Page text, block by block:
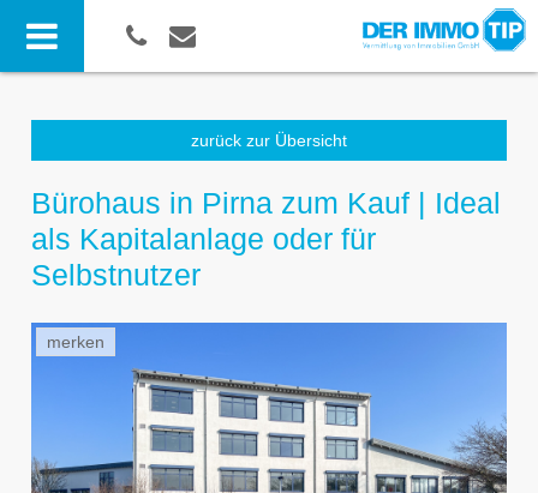
zurück zur Übersicht
Bürohaus in Pirna zum Kauf | Ideal
als Kapitalanlage oder für
Selbstnutzer
merken